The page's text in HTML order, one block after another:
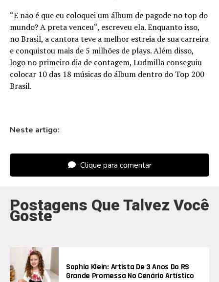
“E não é que eu coloquei um álbum de pagode no top do
mundo? A preta venceu“, escreveu ela. Enquanto isso,
no Brasil, a cantora teve a melhor estreia de sua carreira
e conquistou mais de 5 milhões de plays. Além disso,
logo no primeiro dia de contagem, Ludmilla conseguiu
colocar 10 das 18 músicas do álbum dentro do Top 200
Brasil.
Neste artigo:
Clique para comentar
Postagens Que Talvez Você
Goste
Sophia Klein: Artista De 3 Anos Do RS
Grande Promessa No Cenário Artístico